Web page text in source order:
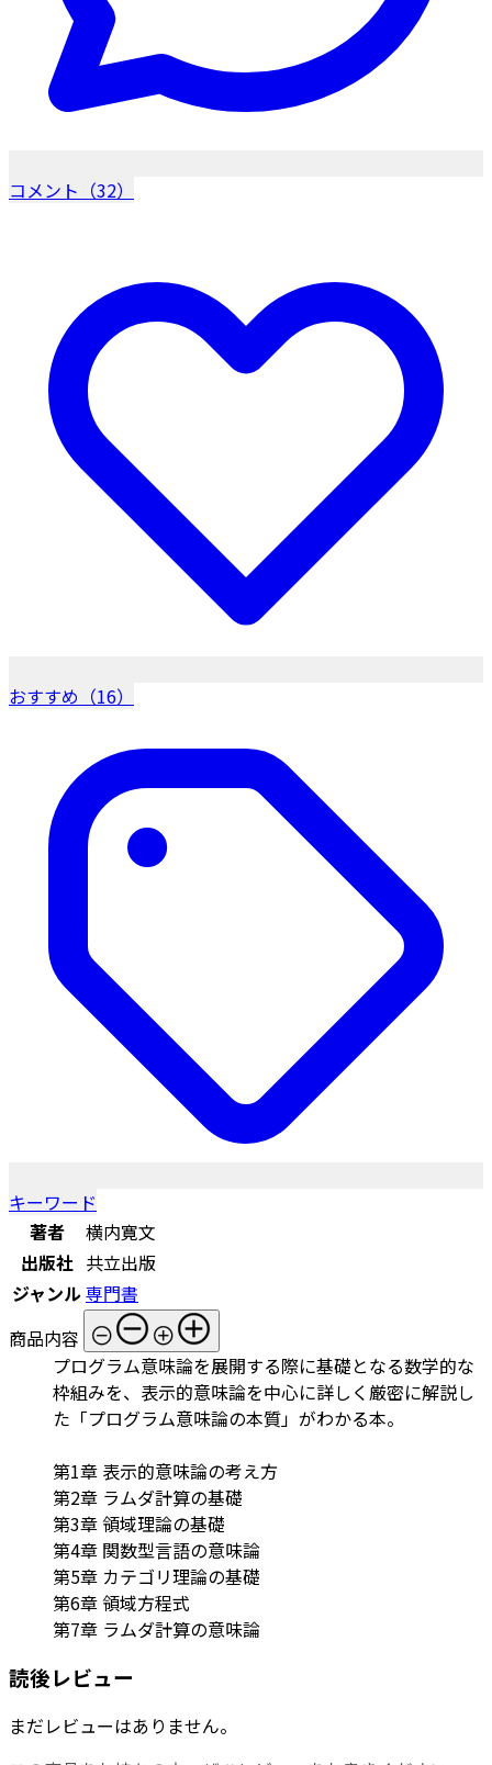
コメント（32）
おすすめ（16）
キーワード
著者
横内寛文
出版社 共立出版
ジャンル専門書
商品内容
プログラム意味論を展開する際に基礎となる数学的な
枠組みを、表示的意味論を中心に詳しく厳密に解説し
た「プログラム意味論の本質」がわかる本。
第1章 表示的意味論の考え方
第2章 ラムダ計算の基礎
第3章 領域理論の基礎
第4章 関数型言語の意味論
第5章 カテゴリ理論の基礎
第6章 領域方程式
第7章 ラムダ計算の意味論
読後レビュー
まだレビューはありません。